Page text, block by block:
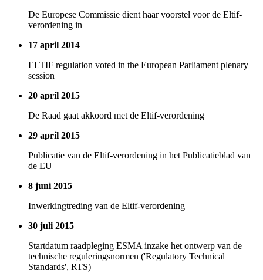
De Europese Commissie dient haar voorstel voor de Eltif-
verordening in
17 april 2014
ELTIF regulation voted in the European Parliament plenary
session
20 april 2015
De Raad gaat akkoord met de Eltif-verordening
29 april 2015
Publicatie van de Eltif-verordening in het Publicatieblad van
de EU
8 juni 2015
Inwerkingtreding van de Eltif-verordening
30 juli 2015
Startdatum raadpleging ESMA inzake het ontwerp van de
technische reguleringsnormen ('Regulatory Technical
Standards', RTS)